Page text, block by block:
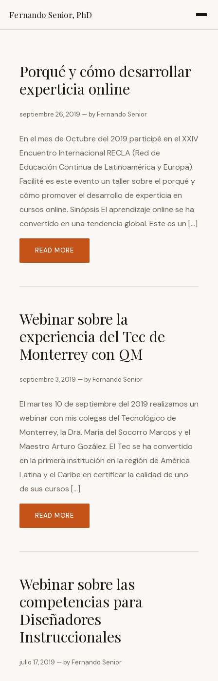
Fernando Senior, PhD
Porqué y cómo desarrollar
experticia online
septiembre 26, 2019 — by Fernando Senior
En el mes de Octubre del 2019 participé en el XXIV
Encuentro Internacional RECLA (Red de
Educación Continua de Latinoamérica y Europa).
Facilité es este evento un taller sobre el porqué y
cómo promover el desarrollo de experticia en
cursos online. Sinópsis El aprendizaje online se ha
convertido en una tendencia global. Este es un […]
READ MORE
Webinar sobre la
experiencia del Tec de
Monterrey con QM
septiembre 3, 2019 — by Fernando Senior
El martes 10 de septiembre del 2019 realizamos un
webinar con mis colegas del Tecnológico de
Monterrey, la Dra. Maria del Socorro Marcos y el
Maestro Arturo Gozález. El Tec se ha convertido
en la primera institución en la región de América
Latina y el Caribe en certificar la calidad de uno
de sus cursos […]
READ MORE
Webinar sobre las
competencias para
Diseñadores
Instruccionales
julio 17, 2019 — by Fernando Senior